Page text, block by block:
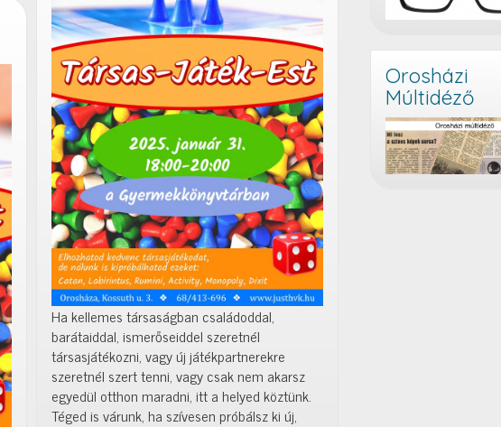
Ha kellemes társaságban családoddal,
barátaiddal, ismerőseiddel szeretnél
társasjátékozni, vagy új játékpartnerekre
szeretnél szert tenni, vagy csak nem akarsz
egyedül otthon maradni, itt a helyed köztünk.
Téged is várunk, ha szívesen próbálsz ki új,
Orosházi
Múltidéző